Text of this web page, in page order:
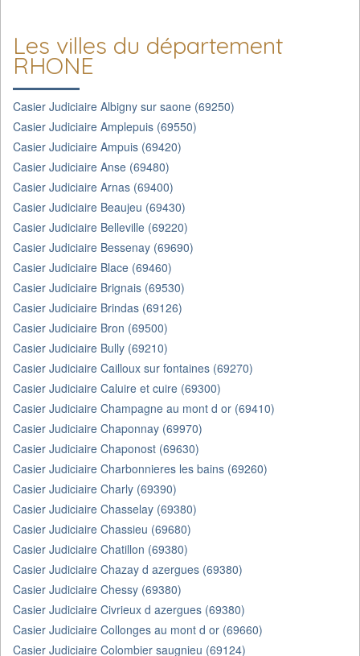
Les villes du département
RHONE
Casier Judiciaire Albigny sur saone (69250)
Casier Judiciaire Amplepuis (69550)
Casier Judiciaire Ampuis (69420)
Casier Judiciaire Anse (69480)
Casier Judiciaire Arnas (69400)
Casier Judiciaire Beaujeu (69430)
Casier Judiciaire Belleville (69220)
Casier Judiciaire Bessenay (69690)
Casier Judiciaire Blace (69460)
Casier Judiciaire Brignais (69530)
Casier Judiciaire Brindas (69126)
Casier Judiciaire Bron (69500)
Casier Judiciaire Bully (69210)
Casier Judiciaire Cailloux sur fontaines (69270)
Casier Judiciaire Caluire et cuire (69300)
Casier Judiciaire Champagne au mont d or (69410)
Casier Judiciaire Chaponnay (69970)
Casier Judiciaire Chaponost (69630)
Casier Judiciaire Charbonnieres les bains (69260)
Casier Judiciaire Charly (69390)
Casier Judiciaire Chasselay (69380)
Casier Judiciaire Chassieu (69680)
Casier Judiciaire Chatillon (69380)
Casier Judiciaire Chazay d azergues (69380)
Casier Judiciaire Chessy (69380)
Casier Judiciaire Civrieux d azergues (69380)
Casier Judiciaire Collonges au mont d or (69660)
Casier Judiciaire Colombier saugnieu (69124)